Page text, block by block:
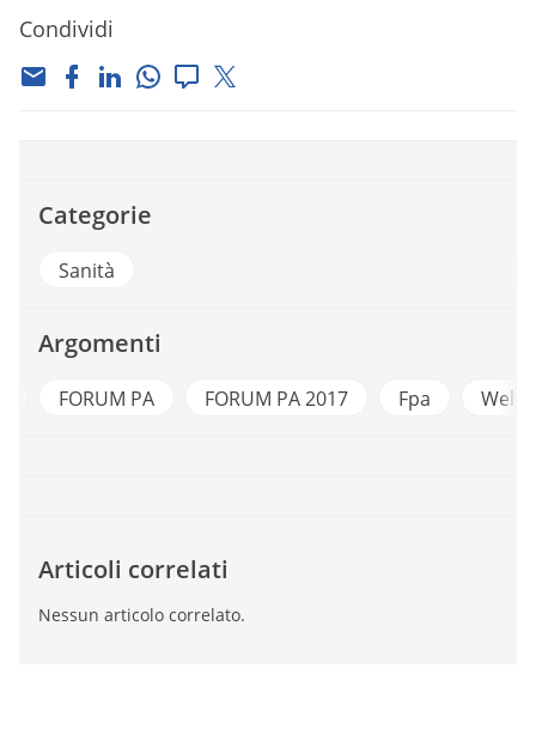
Condividi
Categorie
Sanità
Argomenti
FORUM PA FORUM PA 2017 Fpa
Articoli correlati
Nessun articolo correlato.